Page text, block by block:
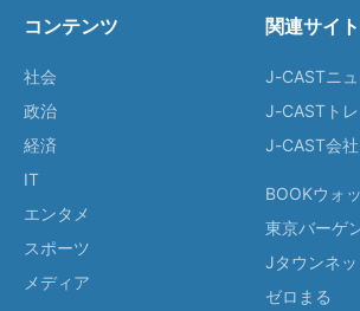
コンテンツ
社会
政治
経済
IT
エンタメ
スポーツ
メディア
関連サイト
J-CASTニ
J-CASTト
J-CAST会
BOOKウォ
東京バーゲ
Jタウンネッ
ゼロまる